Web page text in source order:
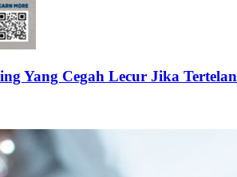
Yang Cegah Lecur Jika Tertelan